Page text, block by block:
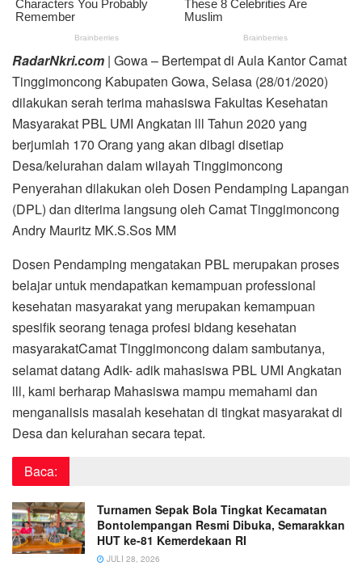
RadarNkri.com | Gowa – Bertempat di Aula Kantor Camat
Tinggimoncong Kabupaten Gowa, Selasa (28/01/2020)
dilakukan serah terima mahasiswa Fakultas Kesehatan
Masyarakat PBL UMI Angkatan lll Tahun 2020 yang
berjumlah 170 Orang yang akan dibagi disetiap
Desa/kelurahan dalam wilayah Tinggimoncong
Penyerahan dilakukan oleh Dosen Pendamping Lapangan
(DPL) dan diterima langsung oleh Camat Tinggimoncong
Andry Mauritz MK.S.Sos MM
Dosen Pendamping mengatakan PBL merupakan proses
belajar untuk mendapatkan kemampuan professional
kesehatan masyarakat yang merupakan kemampuan
spesifik seorang tenaga profesi bidang kesehatan
masyarakatCamat Tinggimoncong dalam sambutanya,
selamat datang Adik- adik mahasiswa PBL UMI Angkatan
lll, kami berharap Mahasiswa mampu memahami dan
menganalisis masalah kesehatan di tingkat masyarakat di
Desa dan kelurahan secara tepat.
Baca:
Turnamen Sepak Bola Tingkat Kecamatan
Bontolempangan Resmi Dibuka, Semarakkan
HUT ke-81 Kemerdekaan RI
JULI 28, 2026